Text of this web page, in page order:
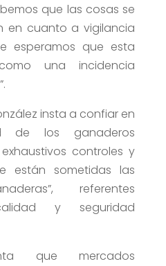
que las cosas se
en cuanto a vigilancia
esperamos que esta
una incidencia
insta a confiar en
de los ganaderos
controles y
están sometidas las
referentes
y seguridad
que mercados